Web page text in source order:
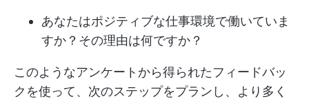
あなたはポジティブな仕事環境で働いていま
すか？その理由は何ですか？
このようなアンケートから得られたフィードバッ
クを使って、次のステップをプランし、より多く